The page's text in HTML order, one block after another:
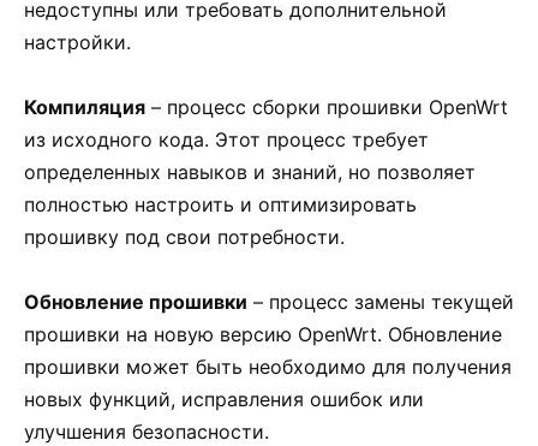
недоступны или требовать дополнительной
настройки.
Компиляция – процесс сборки прошивки OpenWrt
из исходного кода. Этот процесс требует
определенных навыков и знаний, но позволяет
полностью настроить и оптимизировать
прошивку под свои потребности.
Обновление прошивки – процесс замены текущей
прошивки на новую версию OpenWrt. Обновление
прошивки может быть необходимо для получения
новых функций, исправления ошибок или
улучшения безопасности.